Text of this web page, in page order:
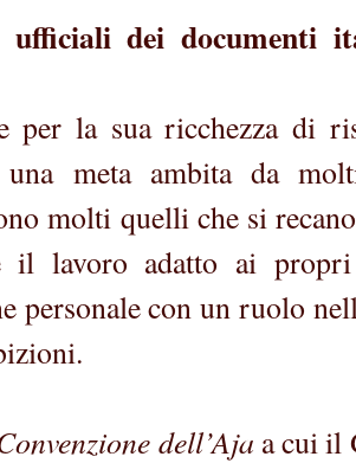
ufficiali dei documenti
per la sua ricchezza di
meta ambita da
molti quelli che si
il lavoro adatto ai
personale con un ruolo
dell’Aja a cui il